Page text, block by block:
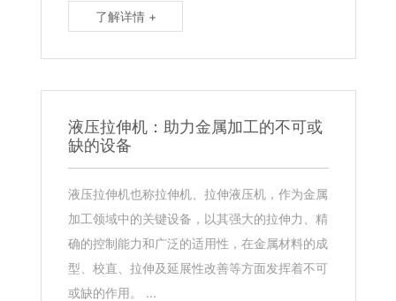
了解详情 +
液压拉伸机：助力金属加工的不可或
缺的设备
液压拉伸机也称拉伸机、拉伸液压机，作为金属
加工领域中的关键设备，以其强大的拉伸力、精
确的控制能力和广泛的适用性，在金属材料的成
型、校直、拉伸及延展性改善等方面发挥着不可
或缺的作用。 ...